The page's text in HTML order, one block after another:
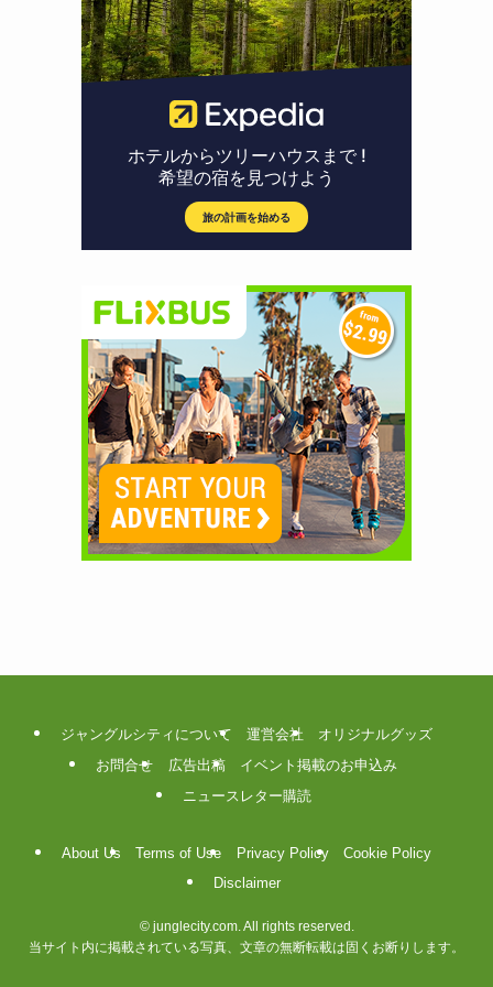
ジャングルシティについて 運営会社
オリジナルグッズ
お問合せ
広告出稿
イベント掲載のお申込み
ニュースレター購読
About Us Terms of Use Privacy Policy
Cookie Policy
Disclaimer
©junglecity.com. All rights reserved.
当サイト内に掲載されている写真、文章の無断転載は固くお断りします。